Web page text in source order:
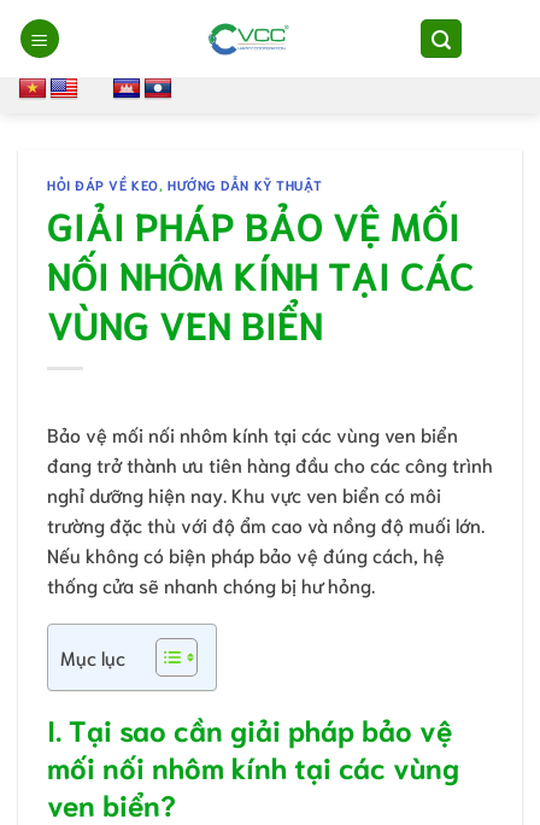
Chuyển
đến
nội
dung
HỎI ĐÁP VỀ KEO, HƯỚNG DẪN KỸ THUẬT
GIẢI PHÁP BẢO VỆ MỐI
NỐI NHÔM KÍNH TẠI CÁC
VÙNG VEN BIỂN
Bảo vệ mối nối nhôm kính tại các vùng ven biển
đang trở thành ưu tiên hàng đầu cho các công trình
nghỉ dưỡng hiện nay. Khu vực ven biển có môi
trường đặc thù với độ ẩm cao và nồng độ muối lớn.
Nếu không có biện pháp bảo vệ đúng cách, hệ
thống cửa sẽ nhanh chóng bị hư hỏng.
Mục lục
I. Tại sao cần giải pháp bảo vệ
mối nối nhôm kính tại các vùng
ven biển?